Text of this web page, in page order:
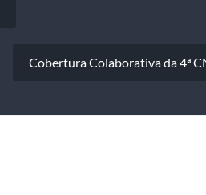
Cobertura Colaborativa da 4ª